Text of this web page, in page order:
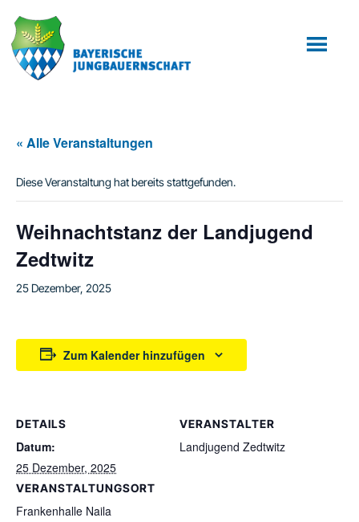
Inhalt
springen
Fußzeile
springen
« Alle Veranstaltungen
Diese Veranstaltung hat bereits stattgefunden.
Weihnachtstanz der Landjugend
Zedtwitz
25 Dezember, 2025
Zum Kalender hinzufügen
DETAILS
Datum:
25 Dezember, 2025
VERANSTALTUNGSORT
Frankenhalle Naila
VERANSTALTER
Landjugend Zedtwitz